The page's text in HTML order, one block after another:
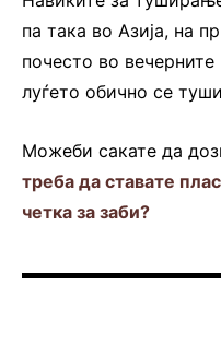
па така во Азија, на
почесто во
луѓето обично се
Можеби сакате да
треба да ставате
четка за заби?